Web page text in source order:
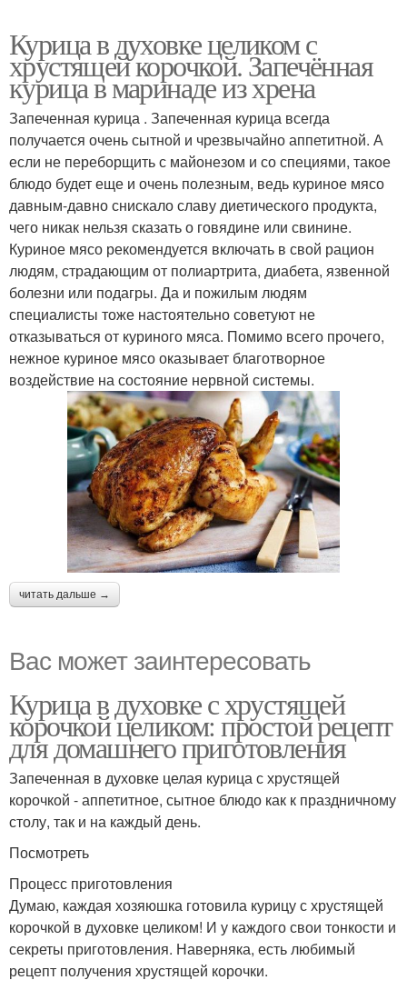
Курица в духовке целиком с
хрустящей корочкой. Запечённая
курица в маринаде из хрена
Запеченная курица . Запеченная курица всегда
получается очень сытной и чрезвычайно аппетитной. А
если не переборщить с майонезом и со специями, такое
блюдо будет еще и очень полезным, ведь куриное мясо
давным-давно снискало славу диетического продукта,
чего никак нельзя сказать о говядине или свинине.
Куриное мясо рекомендуется включать в свой рацион
людям, страдающим от полиартрита, диабета, язвенной
болезни или подагры. Да и пожилым людям
специалисты тоже настоятельно советуют не
отказываться от куриного мяса. Помимо всего прочего,
нежное куриное мясо оказывает благотворное
воздействие на состояние нервной системы.
читать дальше →
Вас может заинтересовать
Курица в духовке с хрустящей
корочкой целиком: простой рецепт
для домашнего приготовления
Запеченная в духовке целая курица с хрустящей
корочкой - аппетитное, сытное блюдо как к праздничному
столу, так и на каждый день.
Посмотреть
Процесс приготовления
Думаю, каждая хозяюшка готовила курицу с хрустящей
корочкой в духовке целиком! И у каждого свои тонкости и
секреты приготовления. Наверняка, есть любимый
рецепт получения хрустящей корочки.